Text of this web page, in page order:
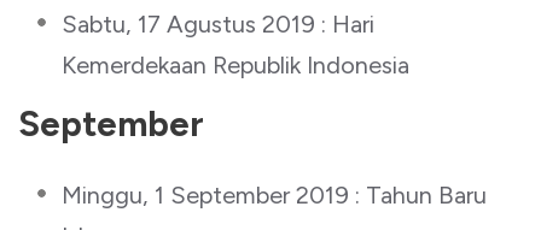
Sabtu, 17 Agustus 2019 : Hari
Kemerdekaan Republik Indonesia
September
Minggu, 1 September 2019 : Tahun Baru